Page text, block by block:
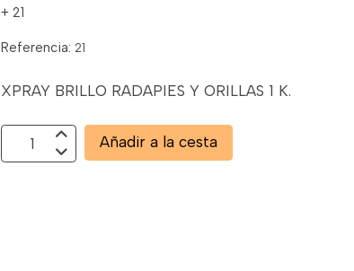
+ 21
Referencia: 21
XPRAY BRILLO RADAPIES Y ORILLAS 1 K.
Añadir a la cesta